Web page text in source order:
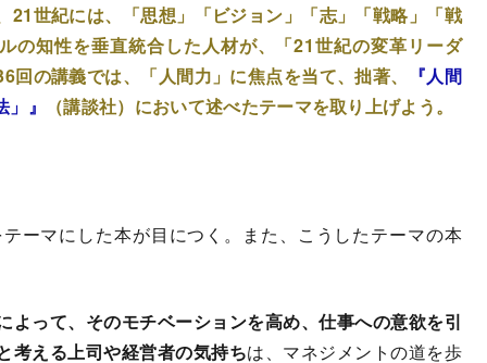
21世紀には、「思想」「ビジョン」「志」「戦略」「戦
の知性を垂直統合した人材が、「21世紀の変革リーダ
の講義では、「人間力」に焦点を当て、拙著、
『人間
』
（講談社）において述べたテーマを取り上げよう。
マにした本が目につく。また、こうしたテーマの本
よって、そのモチベーションを高め、仕事への意欲を引
考える上司や経営者の気持ちは、マネジメントの道を歩